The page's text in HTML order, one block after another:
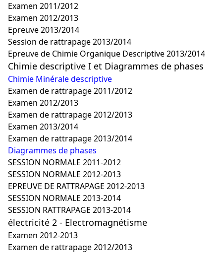
Examen 2011/2012
Examen 2012/2013
Epreuve 2013/2014
Session de rattrapage 2013/2014
Epreuve de Chimie Organique Descriptive 2013/2014
Chimie descriptive I et Diagrammes de phases
Chimie Minérale descriptive
Examen de rattrapage 2011/2012
Examen 2012/2013
Examen de rattrapage 2012/2013
Examen 2013/2014
Examen de rattrapage 2013/2014
Diagrammes de phases
SESSION NORMALE 2011-2012
SESSION NORMALE 2012-2013
EPREUVE DE RATTRAPAGE 2012-2013
SESSION NORMALE 2013-2014
SESSION RATTRAPAGE 2013-2014
électricité 2 - Electromagnétisme
Examen 2012-2013
Examen de rattrapage 2012/2013